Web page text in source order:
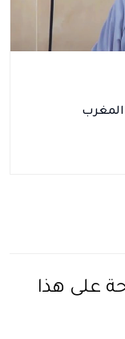
المغرب
على هذا